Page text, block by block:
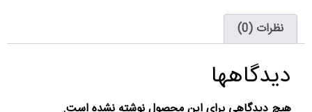
نظرات (0)
دیدگاهها